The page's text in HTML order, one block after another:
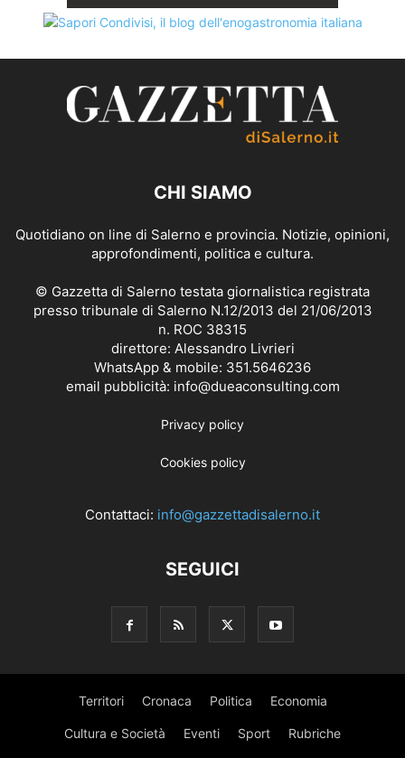
CHI SIAMO
Quotidiano on line di Salerno e provincia. Notizie, opinioni,
approfondimenti, politica e cultura.
© Gazzetta di Salerno testata giornalistica registrata
presso tribunale di Salerno N.12/2013 del 21/06/2013
n. ROC 38315
direttore: Alessandro Livrieri
WhatsApp & mobile: 351.5646236
email pubblicità: info@dueaconsulting.com
Privacy policy
Cookies policy
Contattaci: info@gazzettadisalerno.it
SEGUICI
Territori Cronaca Politica Economia
Cultura e Società Eventi Sport Rubriche